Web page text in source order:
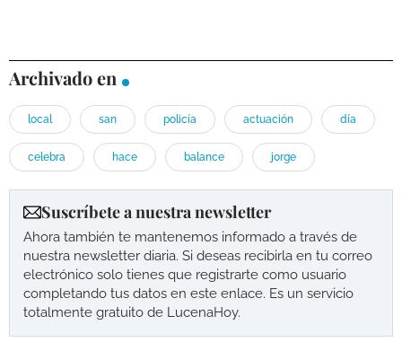
Archivado en
local san policía actuación día
celebra hace balance jorge
Suscríbete a nuestra newsletter
Ahora también te mantenemos informado a través de
nuestra newsletter diaria. Si deseas recibirla en tu correo
electrónico solo tienes que registrarte como usuario
completando tus datos en este enlace. Es un servicio
totalmente gratuito de LucenaHoy.